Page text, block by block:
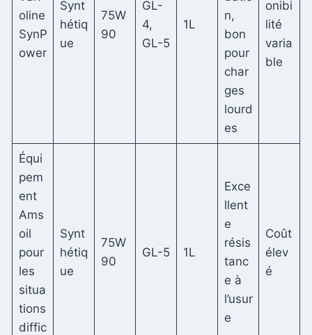
oline
SynP
ower
Synt
hétiq
ue
75W
90
GL-
4,
GL-5
1L
n,
bon
pour
char
ges
lourd
es
onibi
lité
varia
ble
Équi
pem
ent
Ams
oil
pour
les
situa
tions
diffic
Synt
hétiq
ue
75W
90
GL-5 1L
Exce
llent
e
résis
tanc
e à
l’usur
e
Coût
élev
é